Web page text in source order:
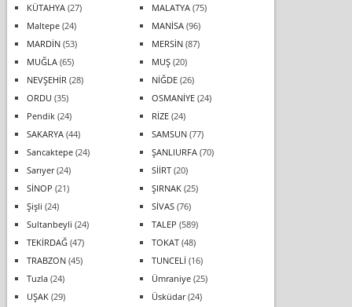
KÜTAHYA(27) MALATYA(75)
Maltepe(24) MANİSA(96)
MARDİN(53) MERSİN(87)
MUĞLA(65) MUŞ(20)
NEVŞEHİR (28) NİĞDE(26)
ORDU (35) OSMANİYE(24)
Pendik(24) RİZE(24)
SAKARYA(44) SAMSUN(77)
Sancaktepe(24) ŞANLIURFA(70)
Sarıyer(24) SİİRT(20)
SİNOP (21) ŞIRNAK(25)
Şişli (24) SİVAS(76)
Sultanbeyli (24) TALEP (589)
TEKİRDAĞ(47) TOKAT(48)
TRABZON(45) TUNCELİ (16)
Tuzla(24) Ümraniye(25)
UŞAK(29) Üsküdar(24)